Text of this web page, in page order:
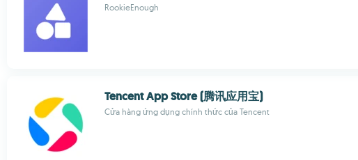
RookieEnough
Tencent App Store (腾讯应用宝)
Cửa hàng ứng dụng chính thức của Tencent